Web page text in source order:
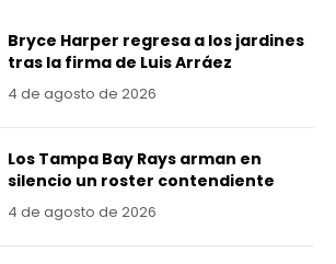
Bryce Harper regresa a los jardines
tras la firma de Luis Arráez
4 de agosto de 2026
Los Tampa Bay Rays arman en
silencio un roster contendiente
4 de agosto de 2026